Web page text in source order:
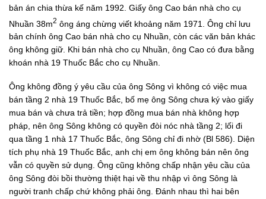
bản án chia thừa kế năm 1992. Giấy ông Cao bán nhà cho cụ
Nhuần 38m2 ông áng chừng viết khoảng năm 1971. Ông chỉ lưu
bản chính ông Cao bán nhà cho cụ Nhuần, còn các văn bản khác
ông không giữ. Khi bán nhà cho cụ Nhuần, ông Cao có đưa bằng
khoán nhà 19 Thuốc Bắc cho cụ Nhuần.
Ông không đồng ý yêu cầu của ông Sông vì không có việc mua
bán tầng 2 nhà 19 Thuốc Bắc, bố mẹ ông Sông chưa ký vào giấy
mua bán và chưa trả tiền; hợp đồng mua bán nhà không hợp
pháp, nên ông Sông không có quyền đòi nóc nhà tầng 2; lối đi
qua tầng 1 nhà 17 Thuốc Bắc, ông Sông chỉ đi nhờ (Bl 586). Diện
tích phụ nhà 19 Thuốc Bắc, anh chị em ông không bán nên ông
vẫn có quyền sử dụng. Ông cũng không chấp nhận yêu cầu của
ông Sông đòi bồi thường thiệt hại về thu nhập vì ông Sông là
người tranh chấp chứ không phải ông. Đánh nhau thì hai bên